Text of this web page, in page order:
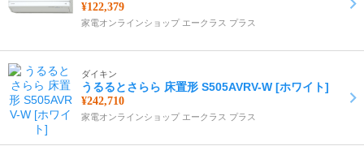
¥122,379
家電オンラインショップ エークラス プラス
ダイキン
うるるとさらら 床置形 S505AVRV-W [ホワイト]
¥242,710
家電オンラインショップ エークラス プラス